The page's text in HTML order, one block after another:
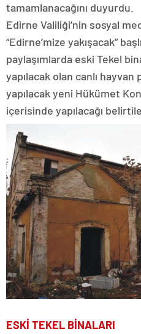
tamamlanacağını duyurdu.
Edirne Valiliği’nin sosyal
“Edirne’mize yakışacak”
paylaşımlarda eski Tekel
yapılacak olan canlı hayvan
yapılacak yeni Hükümet
içerisinde yapılacağı
ESKİ TEKEL BİNALARI